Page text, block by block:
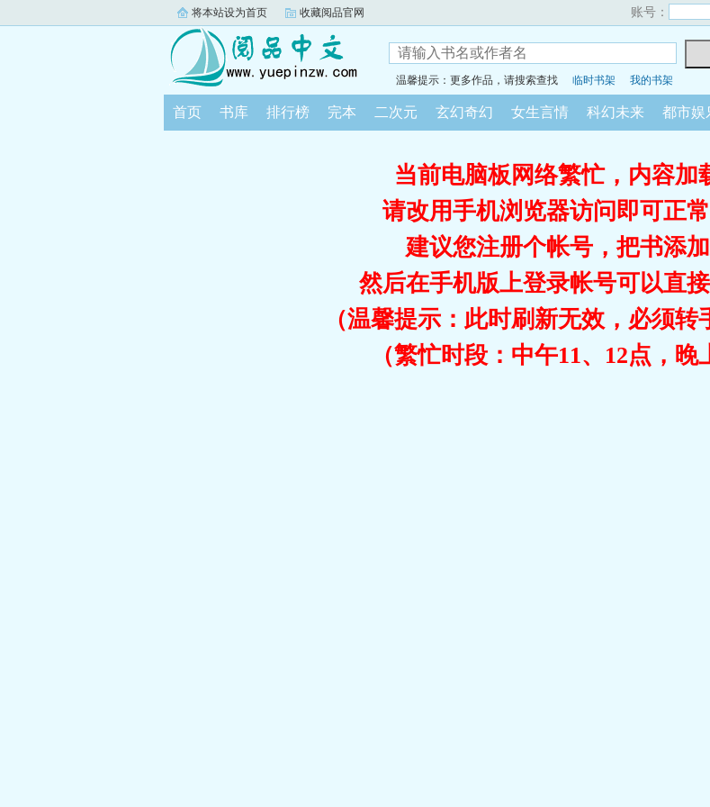
将本站设为首页 收藏阅品官网 账号：
温馨提示：更多作品，请搜索查找 临时书架 我的书架
首页 书库 排行榜 完本 二次元 玄幻奇幻 女生言情 科幻未来 都市娱
当前电脑板网络繁忙，内容
请改用手机浏览器访问即可正
建议您注册个帐号，把书添加
然后在手机版上登录帐号可以直
（温馨提示：此时刷新无效，必须转
（繁忙时段：中午11、12点，晚